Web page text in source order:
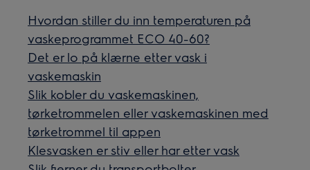
Hvordan stiller du inn temperaturen på
vaskeprogrammet ECO 40-60?
Det er lo på klærne etter vask i
vaskemaskin
Slik kobler du vaskemaskinen,
tørketrommelen eller vaskemaskinen med
tørketrommel til appen
Klesvasken er stiv eller har etter vask